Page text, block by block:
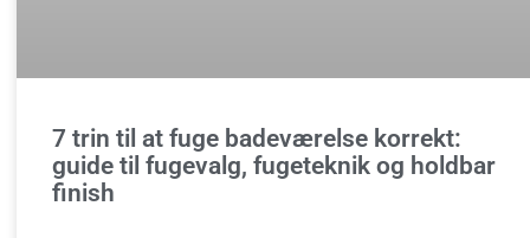
7 trin til at fuge badeværelse korrekt:
guide til fugevalg, fugeteknik og holdbar
finish